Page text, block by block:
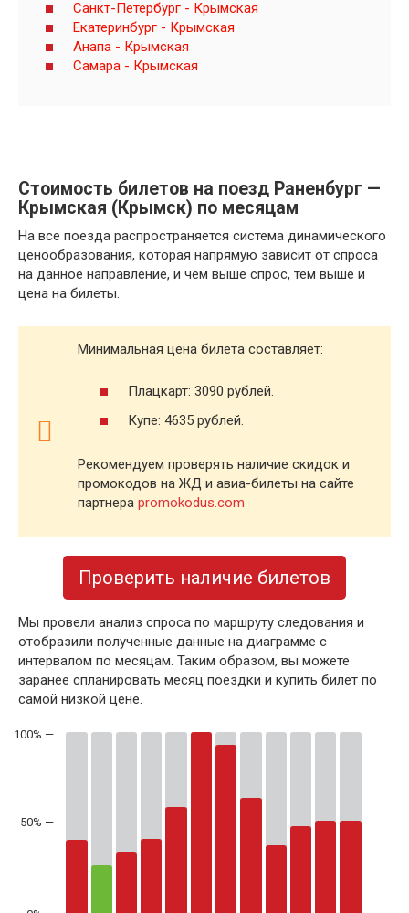
Санкт-Петербург - Крымская
Екатеринбург - Крымская
Анапа - Крымская
Самара - Крымская
Стоимость билетов на поезд Раненбург —
Крымская (Крымск) по месяцам
На все поезда распространяется система динамического
ценообразования, которая напрямую зависит от спроса
на данное направление, и чем выше спрос, тем выше и
цена на билеты.
Минимальная цена билета составляет:
Плацкарт: 3090 рублей.
Купе: 4635 рублей.
Рекомендуем проверять наличие скидок и
промокодов на ЖД и авиа-билеты на сайте
партнера promokodus.com
Проверить наличие билетов
Мы провели анализ спроса по маршруту следования и
отобразили полученные данные на диаграмме с
интервалом по месяцам. Таким образом, вы можете
заранее спланировать месяц поездки и купить билет по
самой низкой цене.
50% —